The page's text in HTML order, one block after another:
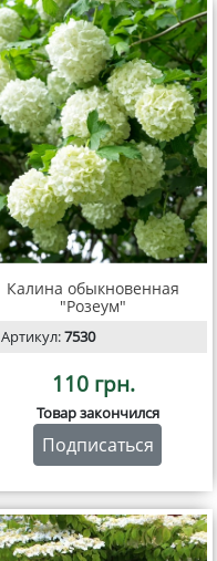
Калина обыкновенная
"Розеум"
Артикул:7530
110 грн.
Товар закончился
Подписаться